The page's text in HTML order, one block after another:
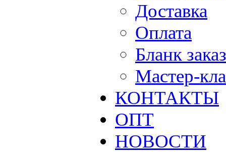
Доставка
Оплата
Бланк
Мастер-
КОНТАКТЫ
ОПТ
НОВОСТИ